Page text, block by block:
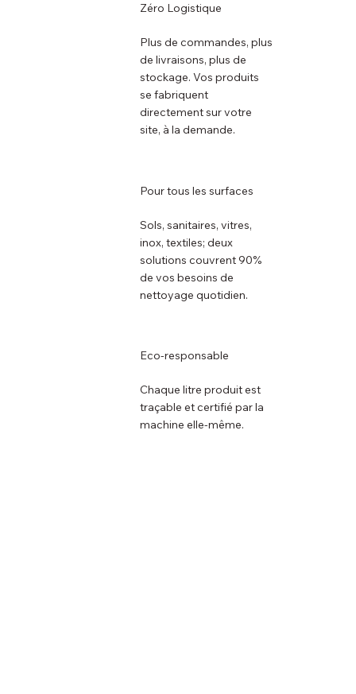
Zéro Logistique
Plus de commandes, plus
de livraisons, plus de
stockage. Vos produits
se fabriquent
directement sur votre
site, à la demande.
Pour tous les surfaces
Sols, sanitaires, vitres,
inox, textiles; deux
solutions couvrent 90%
de vos besoins de
nettoyage quotidien.
Eco-responsable
Chaque litre produit est
traçable et certifié par la
machine elle-même.